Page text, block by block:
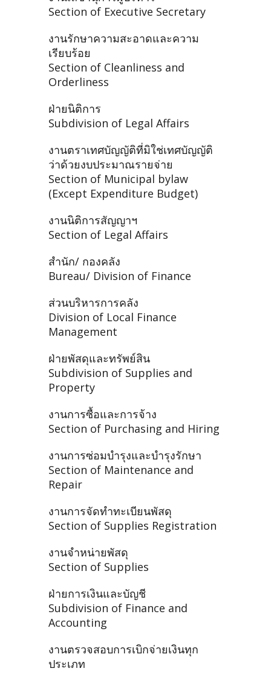
Section of Executive Secretary
งานรักษาความสะอาดและความ
เรียบร้อย
Section of Cleanliness and
Orderliness
ฝ่ายนิติการ
Subdivision of Legal Affairs
งานตราเทศบัญญัติที่มิใช่เทศบัญญัติ
ว่าด้วยงบประมาณรายจ่าย
Section of Municipal bylaw
(Except Expenditure Budget)
งานนิติการสัญญาฯ
Section of Legal Affairs
สำนัก/ กองคลัง
Bureau/ Division of Finance
ส่วนบริหารการคลัง
Division of Local Finance
Management
ฝ่ายพัสดุและทรัพย์สิน
Subdivision of Supplies and
Property
งานการซื้อและการจ้าง
Section of Purchasing and Hiring
งานการซ่อมบำรุงและบำรุงรักษา
Section of Maintenance and
Repair
งานการจัดทำทะเบียนพัสดุ
Section of Supplies Registration
งานจำหน่ายพัสดุ
Section of Supplies
ฝ่ายการเงินและบัญชี
Subdivision of Finance and
Accounting
งานตรวจสอบการเบิกจ่ายเงินทุก
ประเภท